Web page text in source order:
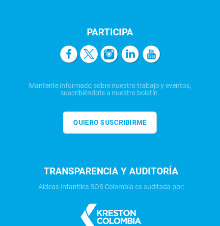
PARTICIPA
Mantente informado sobre nuestro trabajo y eventos,
suscribiéndote a nuestro boletín.
QUIERO SUSCRIBIRME
TRANSPARENCIA Y AUDITORÍA
Aldeas Infantiles SOS Colombia es auditada por: